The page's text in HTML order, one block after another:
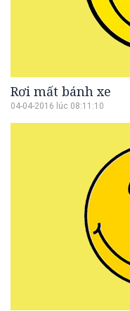
Rơi mất bánh xe
04-04-2016 lúc 08:11:10